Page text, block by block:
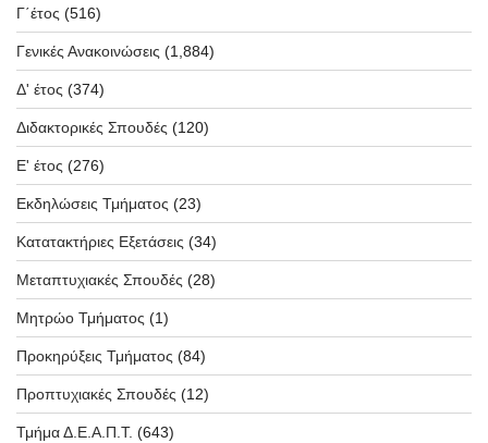
Γ΄έτος (516)
Γενικές Ανακοινώσεις (1,884)
Δ' έτος (374)
Διδακτορικές Σπουδές (120)
Ε' έτος (276)
Εκδηλώσεις Τμήματος (23)
Κατατακτήριες Εξετάσεις (34)
Μεταπτυχιακές Σπουδές (28)
Μητρώο Τμήματος (1)
Προκηρύξεις Τμήματος (84)
Προπτυχιακές Σπουδές (12)
Τμήμα Δ.Ε.Α.Π.Τ. (643)